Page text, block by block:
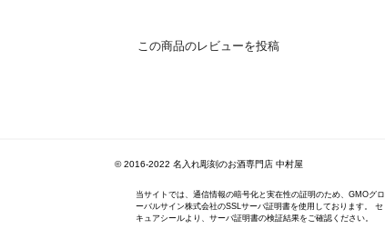
この商品のレビューを投稿
© 2016-2022 名入れ彫刻のお酒専門店 中村屋
当サイトでは、通信情報の暗号化と実在性の証明のため、GMOグロ
ーバルサイン株式会社のSSLサーバ証明書を使用しております。 セ
キュアシールより、サーバ証明書の検証結果をご確認ください。